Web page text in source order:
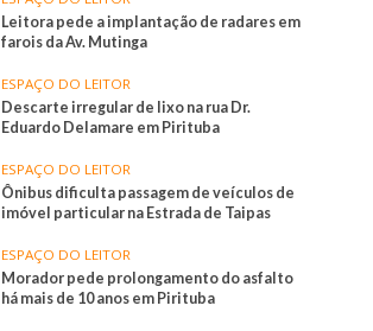
Leitora pede a implantação de radares em
farois da Av. Mutinga
ESPAÇO DO LEITOR
Descarte irregular de lixo na rua Dr.
Eduardo Delamare em Pirituba
ESPAÇO DO LEITOR
Ônibus dificulta passagem de veículos de
imóvel particular na Estrada de Taipas
ESPAÇO DO LEITOR
Morador pede prolongamento do asfalto
há mais de 10 anos em Pirituba